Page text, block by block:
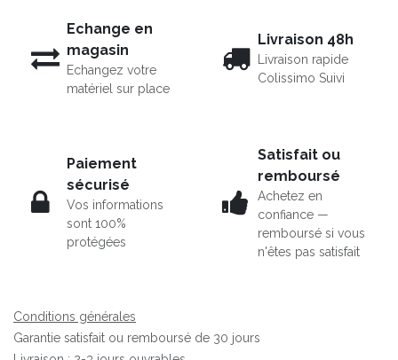
Echange en
magasin
Echangez votre
matériel sur place
Livraison 48h
Livraison rapide
Colissimo Suivi
Paiement
sécurisé
Vos informations
sont 100%
protégées
Satisfait ou
remboursé
Achetez en
confiance —
remboursé si vous
n'êtes pas satisfait
Conditions générales
Garantie satisfait ou remboursé de 30 jours